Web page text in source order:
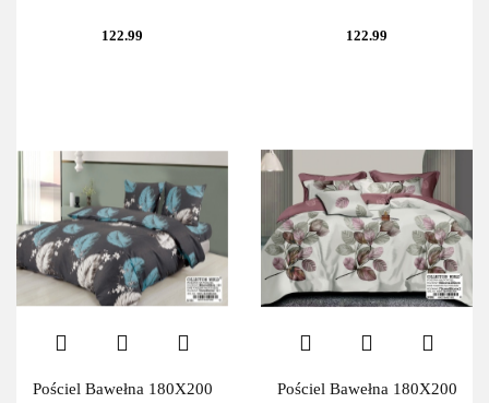
122.99 122.99
Pościel Bawełna 180X200
Pościel Bawełna 180X200